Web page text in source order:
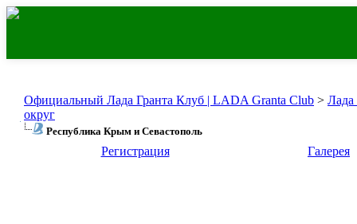
Официальный Лада Гранта Клуб | LADA Granta Club > Лада
округ
Республика Крым и Севастополь
Регистрация Галерея